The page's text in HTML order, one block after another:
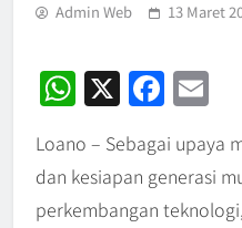
Admin Web 13 Maret
WhatsApp
X
Loano – Sebagai upaya
dan kesiapan generasi
perkembangan